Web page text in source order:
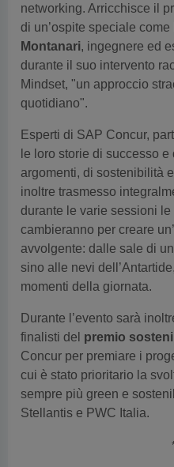
networking. Arricchisce il
di un’ospite speciale
Montanari, ingegnere ed
durante il suo intervento
Mindset, "un approccio
quotidiano".
Esperti di SAP Concur,
le loro storie di successo
argomenti, di sostenibilità
inoltre trasmesso
durante le varie sessioni
cambieranno per creare
avvolgente: dalle sale di
sino alle nevi
momenti della giornata.
Durante l’evento sarà
finalisti del premio
Concur per premiare i
cui è stato prioritario la
sempre più green e
Stellantis e PWC Italia.